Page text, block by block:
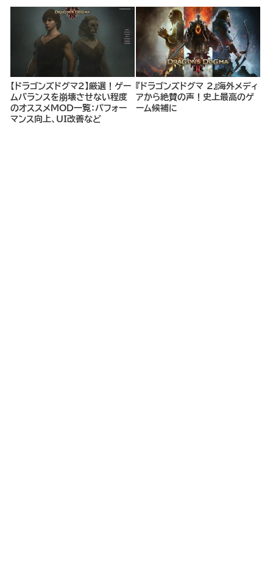
【ドラゴンズドグマ2】厳選！ゲー
ムバランスを崩壊させない程度
のオススメMOD一覧：パフォー
マンス向上、UI改善など
『ドラゴンズドグマ 2』海外メディ
アから絶賛の声！史上最高のゲ
ーム候補に